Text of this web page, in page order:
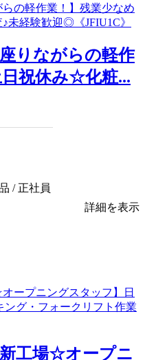
座りながらの軽作
祝休み☆化粧...
/ 正社員
詳細を表示
新工場☆オープニ